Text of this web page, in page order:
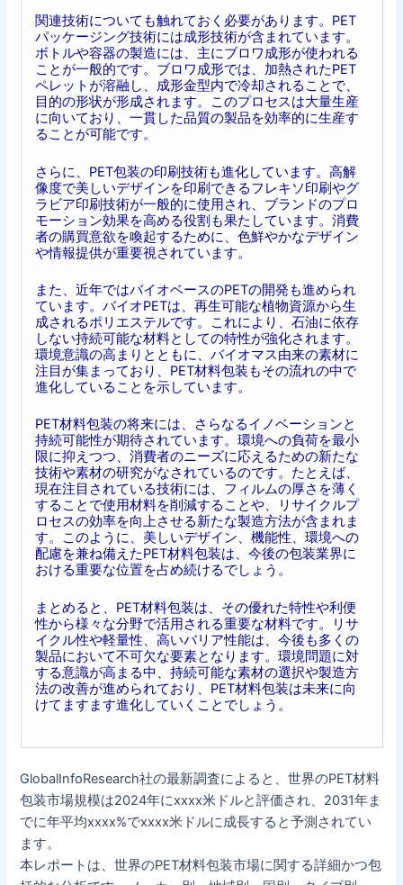
関連技術についても触れておく必要があります。PET
パッケージング技術には成形技術が含まれています。
ボトルや容器の製造には、主にブロワ成形が使われる
ことが一般的です。ブロワ成形では、加熱されたPET
ペレットが溶融し、成形金型内で冷却されることで、
目的の形状が形成されます。このプロセスは大量生産
に向いており、一貫した品質の製品を効率的に生産す
ることが可能です。
さらに、PET包装の印刷技術も進化しています。高解
像度で美しいデザインを印刷できるフレキソ印刷やグ
ラビア印刷技術が一般的に使用され、ブランドのプロ
モーション効果を高める役割も果たしています。消費
者の購買意欲を喚起するために、色鮮やかなデザイン
や情報提供が重要視されています。
また、近年ではバイオベースのPETの開発も進められ
ています。バイオPETは、再生可能な植物資源から生
成されるポリエステルです。これにより、石油に依存
しない持続可能な材料としての特性が強化されます。
環境意識の高まりとともに、バイオマス由来の素材に
注目が集まっており、PET材料包装もその流れの中で
進化していることを示しています。
PET材料包装の将来には、さらなるイノベーションと
持続可能性が期待されています。環境への負荷を最小
限に抑えつつ、消費者のニーズに応えるための新たな
技術や素材の研究がなされているのです。たとえば、
現在注目されている技術には、フィルムの厚さを薄く
することで使用材料を削減することや、リサイクルプ
ロセスの効率を向上させる新たな製造方法が含まれま
す。このように、美しいデザイン、機能性、環境への
配慮を兼ね備えたPET材料包装は、今後の包装業界に
おける重要な位置を占め続けるでしょう。
まとめると、PET材料包装は、その優れた特性や利便
性から様々な分野で活用される重要な材料です。リサ
イクル性や軽量性、高いバリア性能は、今後も多くの
製品において不可欠な要素となります。環境問題に対
する意識が高まる中、持続可能な素材の選択や製造方
法の改善が進められており、PET材料包装は未来に向
けてますます進化していくことでしょう。
GlobalInfoResearch社の最新調査によると、世界のPET材料
包装市場規模は2024年にxxxx米ドルと評価され、2031年ま
でに年平均xxxx%でxxxx米ドルに成長すると予測されてい
ます。
本レポートは、世界のPET材料包装市場に関する詳細かつ包